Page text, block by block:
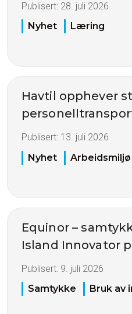
Publisert: 28. juli 2026
Nyhet
Læring
Havtil opphever
Publisert: 13. juli 2026
Nyhet
Arbeidsmiljø
Equinor –
Island Innovator
Publisert: 9. juli 2026
Samtykke
Bruk av